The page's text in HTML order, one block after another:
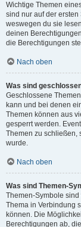
Wichtige Themen
sind nur auf der
weswegen du sie
deinen
die Berechtigungen
Nach oben
Was sind
Geschlossene
kann und bei denen
Themen können aus
gesperrt werden.
Themen zu schließen,
wurde.
Nach oben
Was sind Themen-
Themen-Symbole
Thema in Verbindung
können. Die
Berechtigungen ab,